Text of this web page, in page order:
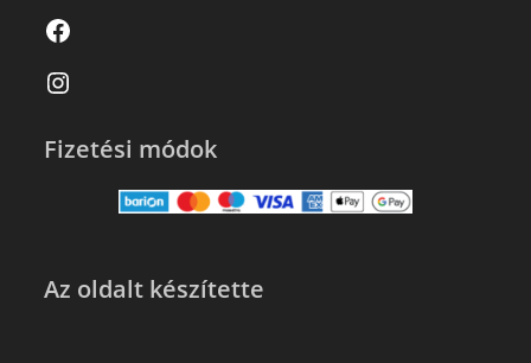
Fizetési módok
Az oldalt készítette